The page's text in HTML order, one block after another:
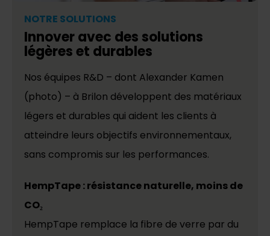
NOTRE SOLUTIONS
Innover avec des solutions
légères et durables
Nos équipes R&D – dont Alexander Kamen
(photo) – à Brilon développent des matériaux
légers et durables qui aident les clients à
atteindre leurs objectifs environnementaux,
sans compromis sur les performances.
HempTape : résistance naturelle, moins de
CO₂
HempTape remplace la fibre de verre par du